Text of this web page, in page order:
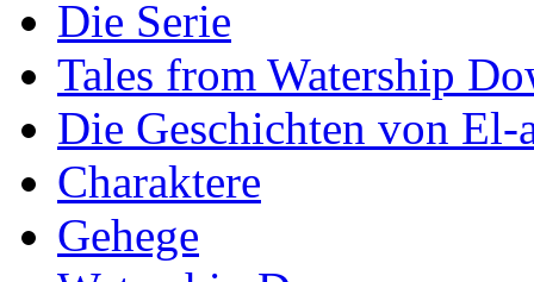
Die Serie
Tales from Watership
Die Geschichten von El-
Charaktere
Gehege